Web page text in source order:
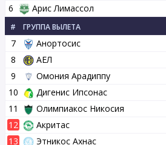
6
Арис Лимассол
# ГРУППА ВЫЛЕТА
7 Анортосис
8
АЕЛ
9
Омония Арадиппу
10
Дигенис Ипсонас
11
Олимпиакос Никосия
12
Акритас
13
Этникос Ахнас